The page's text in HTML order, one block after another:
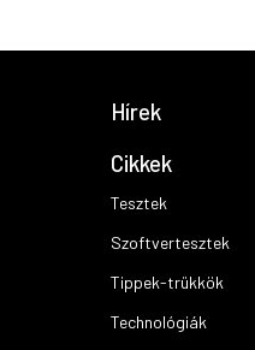
Hírek
Cikkek
Tesztek
Szoftvertesztek
Tippek-trükkök
Technológiák